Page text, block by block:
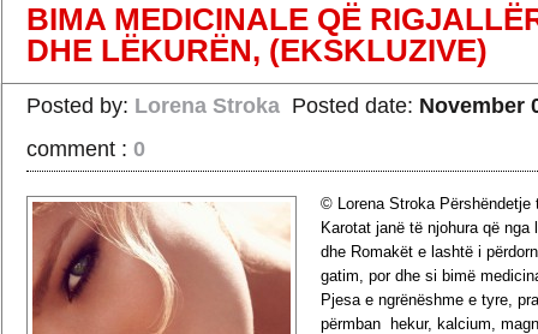
BIMA MEDICINALE QË
DHE LËKURËN, (EKSKLUZIVE)
Posted by: Lorena Stroka Posted date: November
comment : 0
© Lorena Stroka Përshëndetje
Karotat janë të njohura që nga
dhe Romakët e lashtë i
gatim, por dhe si bimë
Pjesa e ngrënëshme e tyre,
përmban hekur, kalcium,